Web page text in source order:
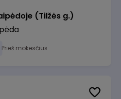
(Tilžės g.)
Prieš mokesčius